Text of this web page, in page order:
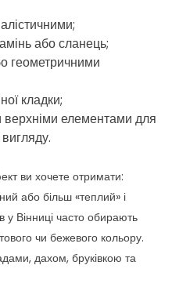
або сланець;
геометричними
кладки;
верхніми елементами для
ви хочете отримати:
або більш «теплий» і
у Вінниці часто обирають
чи бежевого кольору.
дахом, бруківкою та